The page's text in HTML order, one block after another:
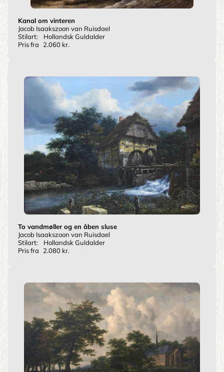
Kanal om vinteren
Jacob Isaakszoon van Ruisdael
Stilart:
Hollandsk Guldalder
Pris fra
2.060 kr.
To vandmøller og en åben sluse
Jacob Isaakszoon van Ruisdael
Stilart:
Hollandsk Guldalder
Pris fra
2.080 kr.